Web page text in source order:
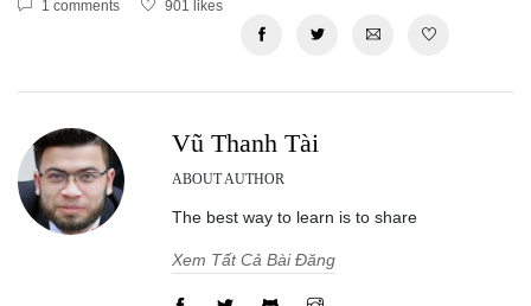
1 comments 901 likes
Vũ Thanh Tài
ABOUT AUTHOR
The best way to learn is to share
Xem Tất Cả Bài Đăng